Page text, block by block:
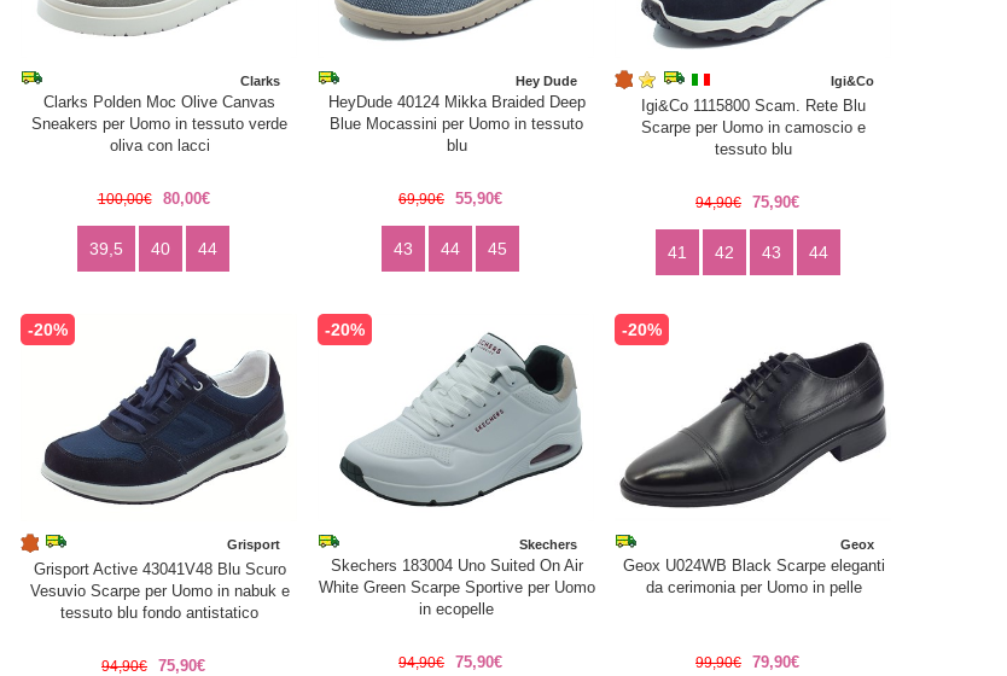
Clarks
Clarks Polden Moc Olive Canvas
Sneakers per Uomo in tessuto verde
oliva con lacci
100,00€ 80,00€
39,5 40 44
Hey Dude
HeyDude 40124 Mikka Braided Deep
Blue Mocassini per Uomo in tessuto
blu
69,90€ 55,90€
43 44 45
Igi&Co
Igi&Co 1115800 Scam. Rete Blu
Scarpe per Uomo in camoscio e
tessuto blu
94,90€ 75,90€
41 42 43 44
-20%
Grisport
Grisport Active 43041V48 Blu Scuro
Vesuvio Scarpe per Uomo in nabuk e
tessuto blu fondo antistatico
94,90€ 75,90€
-20%
Skechers
Skechers 183004 Uno Suited On Air
White Green Scarpe Sportive per Uomo
in ecopelle
94,90€ 75,90€
-20%
Geox
Geox U024WB Black Scarpe eleganti
da cerimonia per Uomo in pelle
99,90€ 79,90€